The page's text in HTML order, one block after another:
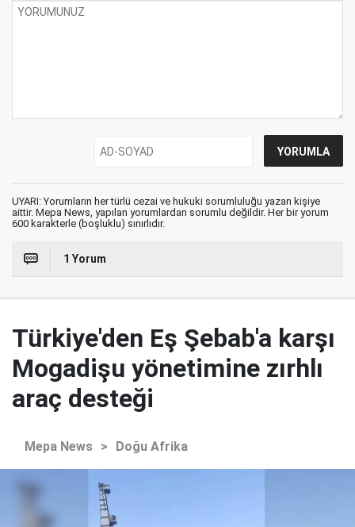
UYARI: Yorumların her türlü cezai ve hukuki sorumluluğu yazan kişiye
aittir. Mepa News, yapılan yorumlardan sorumlu değildir. Her bir yorum
600 karakterle (boşluklu) sınırlıdır.
1 Yorum
Türkiye'den Eş Şebab'a karşı
Mogadişu yönetimine zırhlı
araç desteği
Mepa News > Doğu Afrika